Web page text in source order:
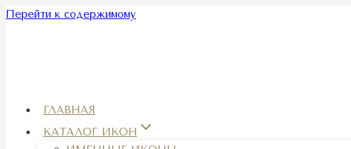
Перейти к содержимому
ГЛАВНАЯ
КАТАЛОГ ИКОН